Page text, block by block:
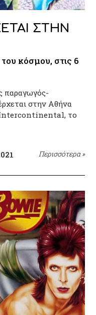
ΣΤΗΝ
κόσμου, στις 6
παραγωγός-
στην Αθήνα
Intercontinental, το
Περισσότερα »